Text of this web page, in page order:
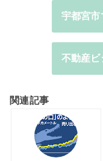
宇都宮市
不動産ビ
関連記事